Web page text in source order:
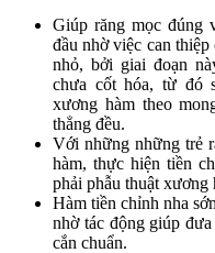
Giúp răng mọc đúng
đầu nhờ việc can
nhỏ, bởi giai đoạn
chưa cốt hóa, từ đó
xương hàm theo
thẳng đều.
Với những những trẻ
hàm, thực hiện tiền
phải phẫu thuật
Hàm tiền chỉnh nha
nhờ tác động giúp
cắn chuẩn.